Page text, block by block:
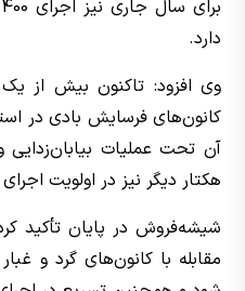
دارد.
کانون‌های فرسایش بادی در
هکتار دیگر نیز در اولویت
شیشه‌فروش در پایان تأکید
مقابله با کانون‌های گرد و